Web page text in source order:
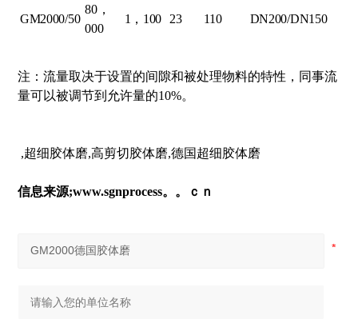
GM2000/50
80，
000
1，100 23 110 DN200/DN150
注：流量取决于设置的间隙和被处理物料的特性，同事流
量可以被调节到允许量的10%。
,超细胶体磨,高剪切胶体磨,德国超细胶体磨
信息来源;www.sgnprocess。。ｃｎ